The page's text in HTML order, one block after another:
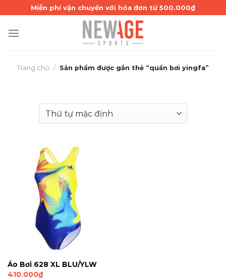
to
content
Miễn phí vận chuyển với hóa đơn từ 500.000₫
Trang chủ / Sản phẩm được gắn thẻ “quần bơi yingfa”
Áo Bơi 628 XL BLU/YLW
410.000₫